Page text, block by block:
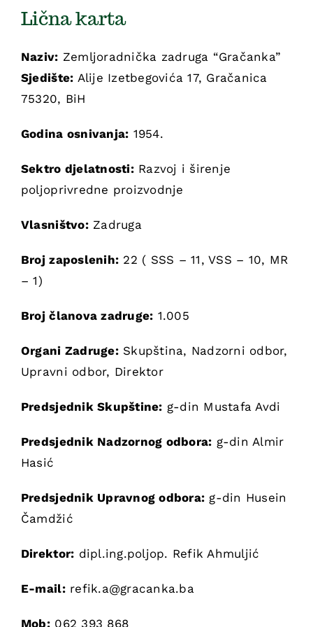
Korpa
Lična karta
Naziv: Zemljoradnička zadruga “Gračanka”
Sjedište: Alije Izetbegovića 17, Gračanica
75320, BiH
Godina osnivanja: 1954.
Sektro djelatnosti:Razvoj i širenje
poljoprivredne proizvodnje
Vlasništvo:Zadruga
Broj zaposlenih: 22 ( SSS – 11, VSS – 10, MR
– 1)
Broj članova zadruge: 1.005
Organi Zadruge:Skupština, Nadzorni odbor,
Upravni odbor, Direktor
Predsjednik Skupštine: g-din Mustafa Avdi
Predsjednik Nadzornog odbora: g-din Almir
Hasić
Predsjednik Upravnog odbora: g-din Husein
Čamdžić
Direktor: dipl.ing.poljop. Refik Ahmuljić
E-mail:refik.a@gracanka.ba
Mob: 062 393 868